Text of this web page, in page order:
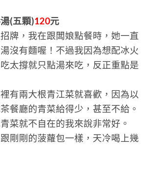
(五顆)120元
牌，我在跟闆娘點餐時，她一直
沒有麵喔！不過我因為想配冰火
太撐就只點湯來吃，反正重點是
有兩大根青江菜就喜歡，因為以
餐廳的青菜給得少，甚至不給。
菜就不自在的我來說非常好。
剛剛的菠蘿包一樣，天冷喝上幾